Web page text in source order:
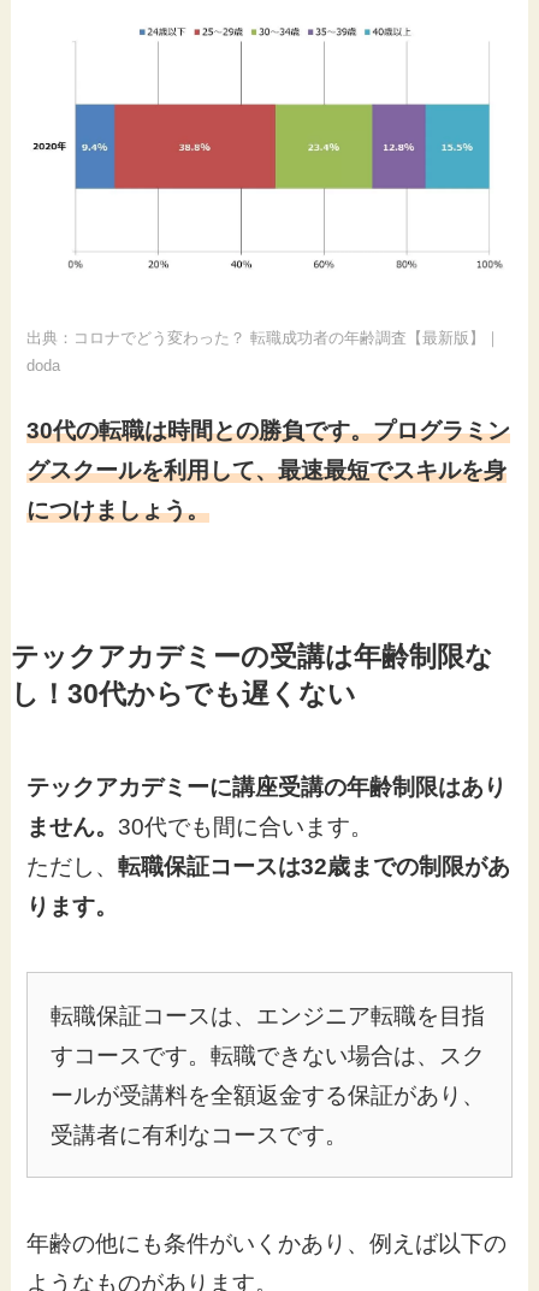
出典： コロナでどう変わった？ 転職成功者の年齢調査【最新版】｜
doda
30代の転職は時間との勝負です。プログラミン
グスクールを利用して、最速最短でスキルを身
につけましょう。
テックアカデミーの受講は年齢制限な
し！30代からでも遅くない
テックアカデミーに講座受講の年齢制限はあり
ません。30代でも間に合います。
ただし、転職保証コースは32歳までの制限があ
ります。
転職保証コースは、エンジニア転職を目指
すコースです。転職できない場合は、スク
ールが受講料を全額返金する保証があり、
受講者に有利なコースです。
年齢の他にも条件がいくかあり、例えば以下の
ようなものがあります。